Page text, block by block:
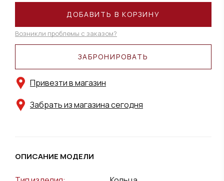
ЗАБРОНИРОВАТЬ
Привезти в магазин
Забрать из магазина сегодня
ДОБАВИТЬ В КОРЗИНУ
Возникли проблемы с заказом?
ОПИСАНИЕ МОДЕЛИ